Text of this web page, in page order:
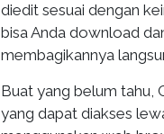
diedit sesuai dengan
bisa Anda download
membagikannya
Buat yang belum tahu,
yang dapat diakses